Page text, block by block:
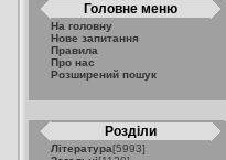
Головне меню
На головну
Нове запитання
Правила
Про нас
Розширений пошук
Розділи
Література[5993]